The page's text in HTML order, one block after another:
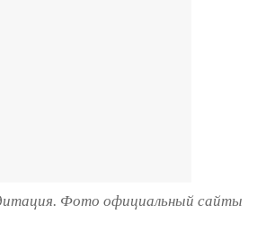
Фото официальный сайты